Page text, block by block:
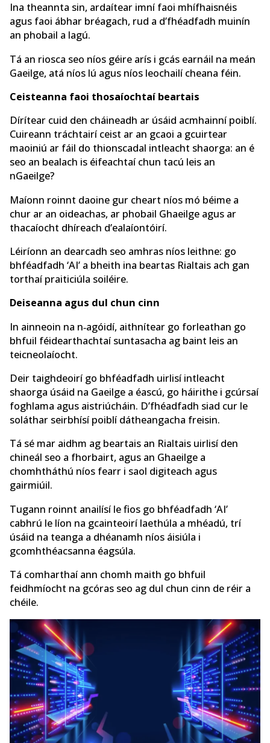
Ina theannta sin, ardaítear imní faoi mhífhaisnéis
agus faoi ábhar bréagach, rud a d’fhéadfadh muinín
an phobail a lagú.
Tá an riosca seo níos géire arís i gcás earnáil na meán
Gaeilge, atá níos lú agus níos leochailí cheana féin.
Ceisteanna faoi thosaíochtaí beartais
Dírítear cuid den cháineadh ar úsáid acmhainní poiblí.
Cuireann tráchtairí ceist ar an gcaoi a gcuirtear
maoiniú ar fáil do thionscadal intleacht shaorga: an é
seo an bealach is éifeachtaí chun tacú leis an
nGaeilge?
Maíonn roinnt daoine gur cheart níos mó béime a
chur ar an oideachas, ar phobail Ghaeilge agus ar
thacaíocht dhíreach d’ealaíontóirí.
Léiríonn an dearcadh seo amhras níos leithne: go
bhféadfadh ‘AI’ a bheith ina beartas Rialtais ach gan
torthaí praiticiúla soiléire.
Deiseanna agus dul chun cinn
In ainneoin na n‑agóidí, aithnítear go forleathan go
bhfuil féidearthachtaí suntasacha ag baint leis an
teicneolaíocht.
Deir taighdeoirí go bhféadfadh uirlisí intleacht
shaorga úsáid na Gaeilge a éascú, go háirithe i gcúrsaí
foghlama agus aistriúcháin. D’fhéadfadh siad cur le
soláthar seirbhísí poiblí dátheangacha freisin.
Tá sé mar aidhm ag beartais an Rialtais uirlisí den
chineál seo a fhorbairt, agus an Ghaeilge a
chomhtháthú níos fearr i saol digiteach agus
gairmiúil.
Tugann roinnt anailísí le fios go bhféadfadh ‘AI’
cabhrú le líon na gcainteoirí laethúla a mhéadú, trí
úsáid na teanga a dhéanamh níos áisiúla i
gcomhthéacsanna éagsúla.
Tá comharthaí ann chomh maith go bhfuil
feidhmíocht na gcóras seo ag dul chun cinn de réir a
chéile.